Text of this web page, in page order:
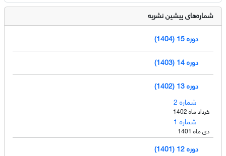
شماره‌های پیشین نشریه
دوره 15 (1404)
دوره 14 (1403)
دوره 13 (1402)
شماره 2
خرداد ماه 1402
شماره 1
دی ماه 1401
دوره 12 (1401)